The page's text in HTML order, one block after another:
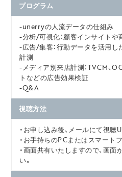
プログラム
-unerryの人流データの仕組み
-分析/可視化：顧客インサイトや
-広告/集客：行動データを活用
計測
-メディア別来店計測：TVCM、
トなどの広告効果検証
-Q&A
視聴方法
・お申し込み後、メールにて視聴
・お手持ちのPCまたはスマート
・画面共有いたしますので、画
い。